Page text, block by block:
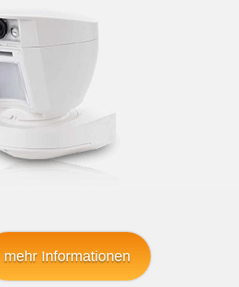
mehr Informationen